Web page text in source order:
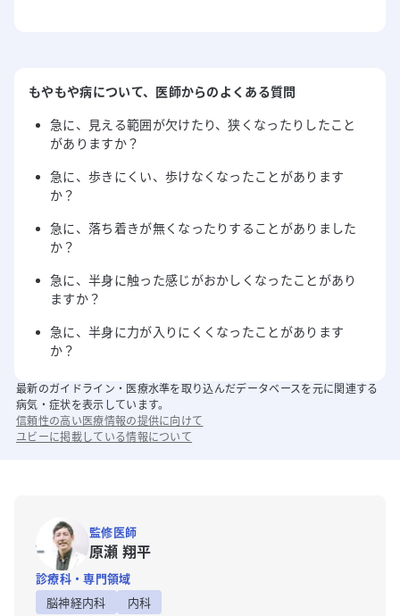
もやもや病について、医師からのよくある質問
急に、見える範囲が欠けたり、狭くなったりしたこと
がありますか？
急に、歩きにくい、歩けなくなったことがあります
か？
急に、落ち着きが無くなったりすることがありました
か？
急に、半身に触った感じがおかしくなったことがあり
ますか？
急に、半身に力が入りにくくなったことがあります
か？
最新のガイドライン・医療水準を取り込んだデータベースを元に関連する
病気・症状を表示しています。
信頼性の高い医療情報の提供に向けて
ユビーに掲載している情報について
監修医師
原瀬 翔平
診療科・専門領域
脳神経内科
内科